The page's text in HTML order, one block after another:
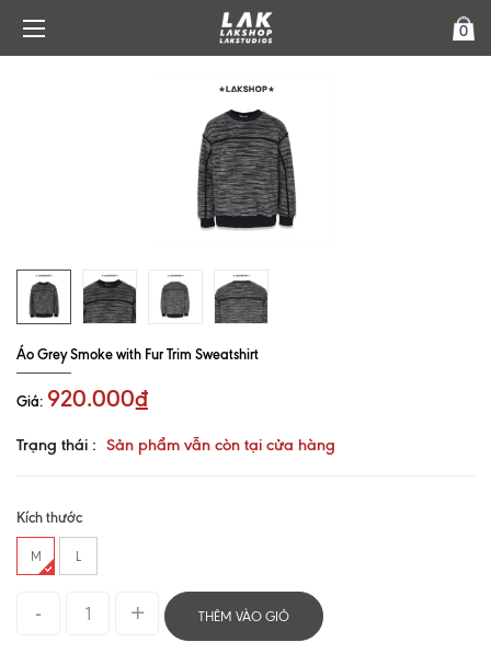
0
Áo Grey Smoke with Fur Trim Sweatshirt
Giá: 920.000₫
Trạng thái : Sản phẩm vẫn còn tại cửa hàng
Kích thước
M L
THÊM VÀO GIỎ